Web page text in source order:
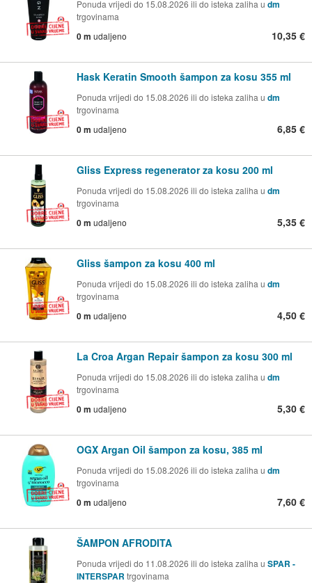
Ponuda vrijedi do 15.08.2026 ili do isteka zaliha u dm
trgovinama
0 m udaljeno 10,35 €
Hask Keratin Smooth šampon za kosu 355 ml
Ponuda vrijedi do 15.08.2026 ili do isteka zaliha u dm
trgovinama
0 m udaljeno 6,85 €
Gliss Express regenerator za kosu 200 ml
Ponuda vrijedi do 15.08.2026 ili do isteka zaliha u dm
trgovinama
0 m udaljeno 5,35 €
Gliss šampon za kosu 400 ml
Ponuda vrijedi do 15.08.2026 ili do isteka zaliha u dm
trgovinama
0 m udaljeno 4,50 €
La Croa Argan Repair šampon za kosu 300 ml
Ponuda vrijedi do 15.08.2026 ili do isteka zaliha u dm
trgovinama
0 m udaljeno 5,30 €
OGX Argan Oil šampon za kosu, 385 ml
Ponuda vrijedi do 15.08.2026 ili do isteka zaliha u dm
trgovinama
0 m udaljeno 7,60 €
ŠAMPON AFRODITA
Ponuda vrijedi do 11.08.2026 ili do isteka zaliha u SPAR -
INTERSPAR trgovinama